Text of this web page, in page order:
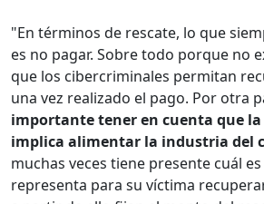
"En términos de rescate, lo que
es no pagar. Sobre todo porque no
que los cibercriminales permitan
una vez realizado el pago. Por otra
importante tener en cuenta que
implica alimentar la industria del
muchas veces tiene presente cuál
representa para su víctima